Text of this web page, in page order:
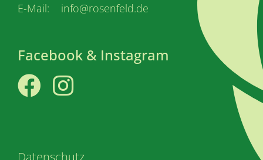
E-Mail: info@rosenfeld.de
Facebook & Instagram
Datenschutz